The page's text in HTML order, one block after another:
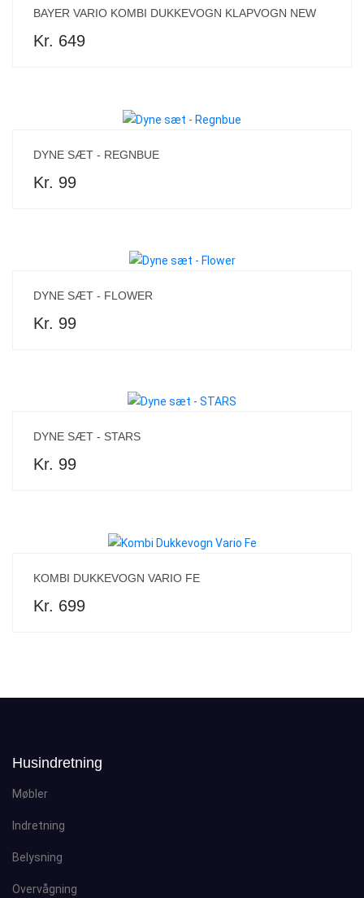
BAYER VARIO KOMBI DUKKEVOGN KLAPVOGN NEW
Kr. 649
DYNE SÆT - REGNBUE
Kr. 99
DYNE SÆT - FLOWER
Kr. 99
DYNE SÆT - STARS
Kr. 99
KOMBI DUKKEVOGN VARIO FE
Kr. 699
Husindretning
Møbler
Indretning
Belysning
Overvågning